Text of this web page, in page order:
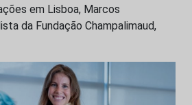
em Lisboa, Marcos
da Fundação Champalimaud,